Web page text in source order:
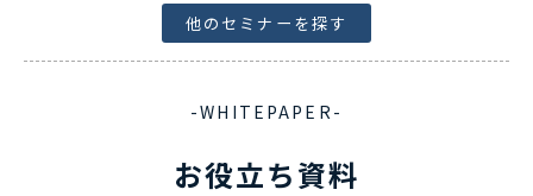
他のセミナーを探す
-WHITEPAPER-
お役立ち資料